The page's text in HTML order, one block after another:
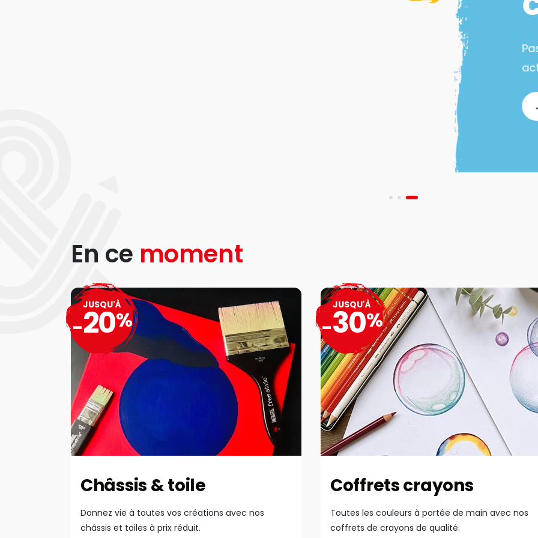
En ce moment
Châssis & toile
Donnez vie à toutes vos créations avec nos
châssis et toiles à prix réduit.
JUSQU'À
-20%
Coffrets crayons
Toutes les couleurs à portée de main avec nos
coffrets de crayons de qualité.
JUSQU'À
-30%